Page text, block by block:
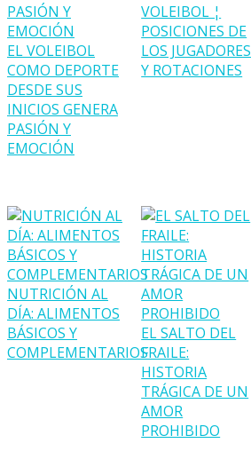
EL VOLEIBOL
COMO DEPORTE
DESDE SUS
INICIOS GENERA
PASIÓN Y
EMOCIÓN
VOLEIBOL ¦
POSICIONES DE
LOS JUGADORES
Y ROTACIONES
NUTRICIÓN AL
DÍA: ALIMENTOS
BÁSICOS Y
COMPLEMENTARIOS
EL SALTO DEL
FRAILE:
HISTORIA
TRÁGICA DE UN
AMOR
PROHIBIDO